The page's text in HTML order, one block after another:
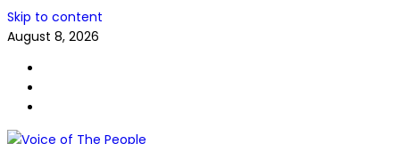
Skip to content
August 8, 2026